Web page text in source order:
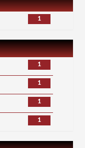
1
1
1
1
1